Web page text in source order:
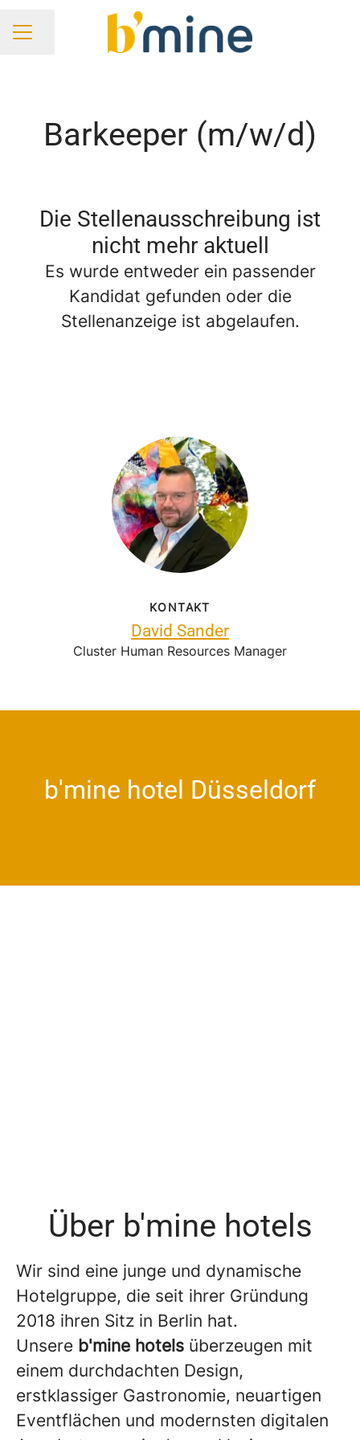
KARRIEREMENÜ
Seite teilen
Barkeeper (m/w/d)
Die Stellenausschreibung ist
nicht mehr aktuell
Es wurde entweder ein passender
Kandidat gefunden oder die
Stellenanzeige ist abgelaufen.
KONTAKT
David Sander
Cluster Human Resources Manager
b'mine hotel Düsseldorf
Über b'mine hotels
Wir sind eine junge und dynamische
Hotelgruppe, die seit ihrer Gründung
2018 ihren Sitz in Berlin hat.
Unsere b'mine hotels überzeugen mit
einem durchdachten Design,
erstklassiger Gastronomie, neuartigen
Eventflächen und modernsten digitalen